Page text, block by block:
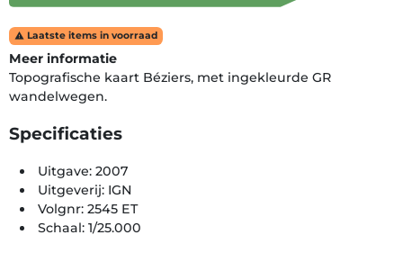
 Laatste items in voorraad
Meer informatie
Topografische kaart Béziers, met ingekleurde GR
wandelwegen.
Specificaties
Uitgave: 2007
Uitgeverij: IGN
Volgnr: 2545 ET
Schaal: 1/25.000